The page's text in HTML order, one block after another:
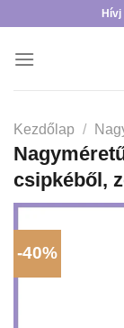
content
Hívj
Kezdőlap /
csipkéből,
-40%